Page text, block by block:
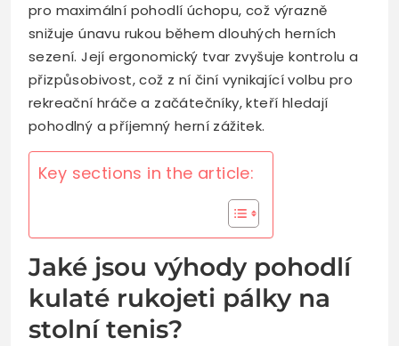
pro maximální pohodlí úchopu, což výrazně
snižuje únavu rukou během dlouhých herních
sezení. Její ergonomický tvar zvyšuje kontrolu a
přizpůsobivost, což z ní činí vynikající volbu pro
rekreační hráče a začátečníky, kteří hledají
pohodlný a příjemný herní zážitek.
Key sections in the article:
Jaké jsou výhody pohodlí
kulaté rukojeti pálky na
stolní tenis?